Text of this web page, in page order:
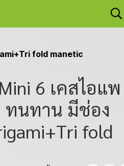
fold manetic
6 เคสไอแพ
นทาน มีช่อง
fold